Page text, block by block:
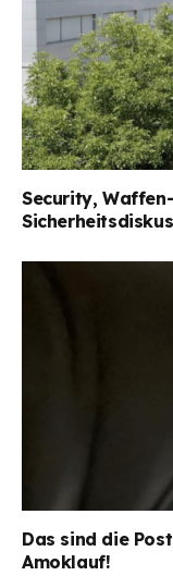
Security,
Das sind die
Amoklauf!